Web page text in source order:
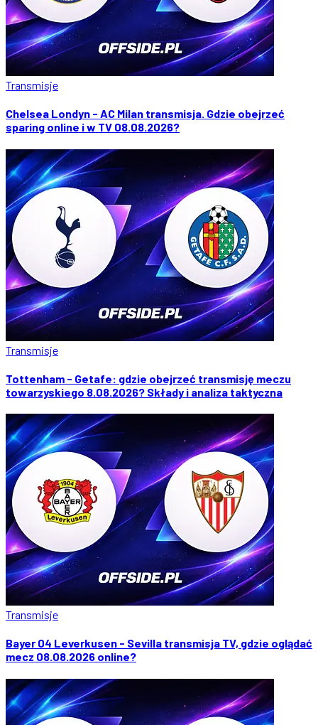
Transmisje
Chelsea Londyn - AC Milan transmisja. Gdzie obejrzeć
sparing online i w TV 08.08.2026?
Transmisje
Tottenham - Getafe: gdzie obejrzeć transmisję meczu
towarzyskiego 8.08.2026? Składy i analiza taktyczna
Transmisje
Bayer 04 Leverkusen - Sevilla transmisja TV, gdzie oglądać
mecz 08.08.2026 online?